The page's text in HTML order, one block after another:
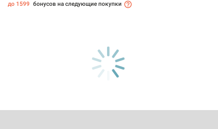
до 1599 бонусов на следующие покупки